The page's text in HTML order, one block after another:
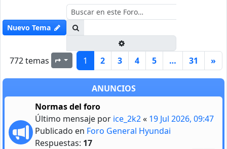
Nuevo Tema
772 temas Página1 de31
1 2 3 4 5 … 31 »
ANUNCIOS
Normas del foro
Último mensaje por ice_2k2« 19 Jul 2026, 09:47
Publicado en Foro General Hyundai
Respuestas: 17